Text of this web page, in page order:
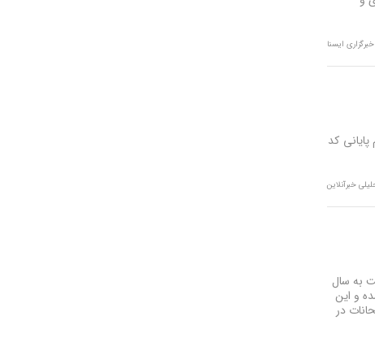
خبرگزاری ایسنا
و بر مبنای رقم پایانی کد
خبرآنلاین
به سال
و این
در